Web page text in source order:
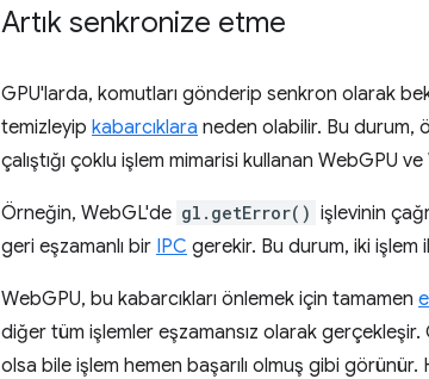
Artık senkronize etme
GPU'larda, komutları gönderip senkron olarak
temizleyip kabarcıklara neden olabilir. Bu durum,
çalıştığı çoklu işlem mimarisi kullanan WebGPU
Örneğin, WebGL'de gl.getError() işlevinin
geri eşzamanlı bir IPC gerekir. Bu durum, iki işlem
WebGPU, bu kabarcıkları önlemek için tamamen
diğer tüm işlemler eşzamansız olarak
olsa bile işlem hemen başarılı olmuş gibi